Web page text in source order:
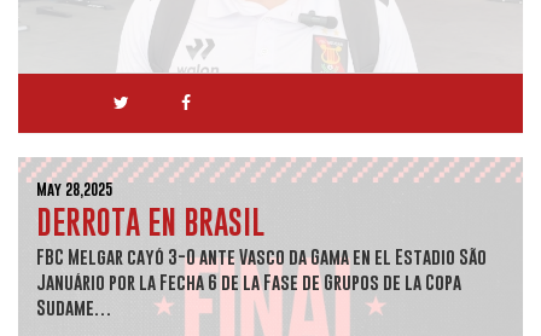
May 28,2025
DERROTA EN BRASIL
FBC Melgar cayó 3-0 ante Vasco da Gama en el Estadio São
Januário por la Fecha 6 de la Fase de Grupos de la Copa
Sudame…